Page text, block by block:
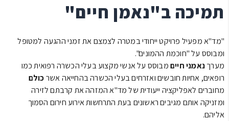
תמיכה ב"נאמן חיים"
"מד"א מפעיל פרויקט ייחודי במטרה לצמצם את זמני ההגעה למטופל
ומבוסס על "חוכמת ההמונים".
מערךנאמני חייםמבוסס על אנשי מקצוע בעלי הכשרה רפואית כמו
רופאים, אחיות חובשים ואזרחים בעלי הכשרה בהחייאה אשרכולם
מחוברים לאפליקציה ייעודית של מד"א המזהה את קרבתם לזירה
ומזניקה אותם מגיבים ראשונים בעת התרחשות אירוע חירום הסמוך
אליהם.